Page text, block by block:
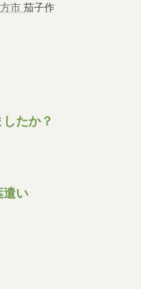
市 茄子作
たか？
遣い